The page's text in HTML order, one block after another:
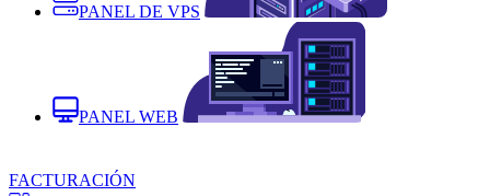
PANEL DE VPS
PANEL WEB
FACTURACIÓN